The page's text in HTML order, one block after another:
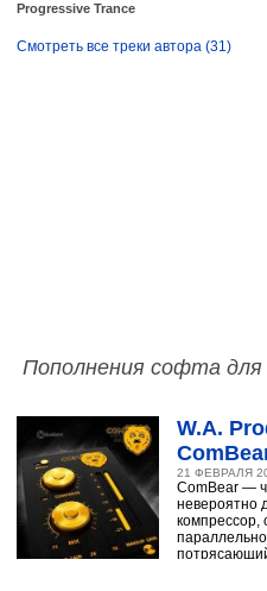
Progressive Trance
Смотреть все треки автора (31)
Пополнения софта для
W.A.
21 ФЕВРАЛЯ
ComBear —
невероятно
компрессор,